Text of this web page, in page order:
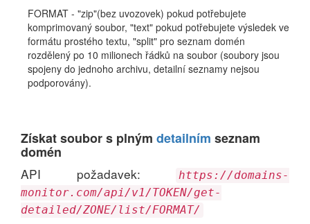
FORMAT - "zip"(bez uvozovek) pokud potřebujete
komprimovaný soubor, "text" pokud potřebujete výsledek ve
formátu prostého textu, "split" pro seznam domén
rozdělený po 10 milionech řádků na soubor (soubory jsou
spojeny do jednoho archivu, detailní seznamy nejsou
podporovány).
Získat soubor s plným detailním seznam
domén
API požadavek:
https://domains-
monitor.com/api/v1/TOKEN/get-
detailed/ZONE/list/FORMAT/